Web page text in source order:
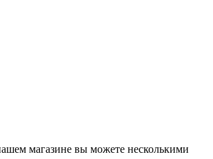
магазине вы можете несколькими